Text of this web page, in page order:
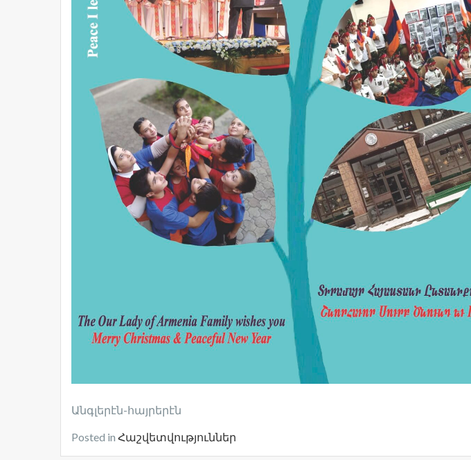
Անգլերէն-հայրերէն
Posted in Հաշվետվություններ